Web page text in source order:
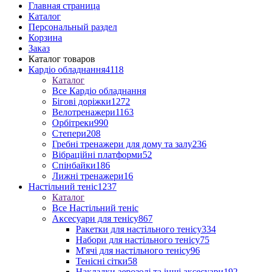
Главная страница
Каталог
Персональный раздел
Корзина
Заказ
Каталог товаров
Кардіо обладнання4118
Каталог
Все Кардіо обладнання
Бігові доріжки1272
Велотренажери1163
Орбітреки990
Степери208
Гребні тренажери для дому та залу236
Вібраційні платформи52
Спінбайки186
Лижні тренажери16
Настільний теніс1237
Каталог
Все Настільний теніс
Аксесуари для тенісу867
Ракетки для настільного тенісу334
Набори для настільного тенісу75
М'ячі для настільного тенісу96
Тенісні сітки58